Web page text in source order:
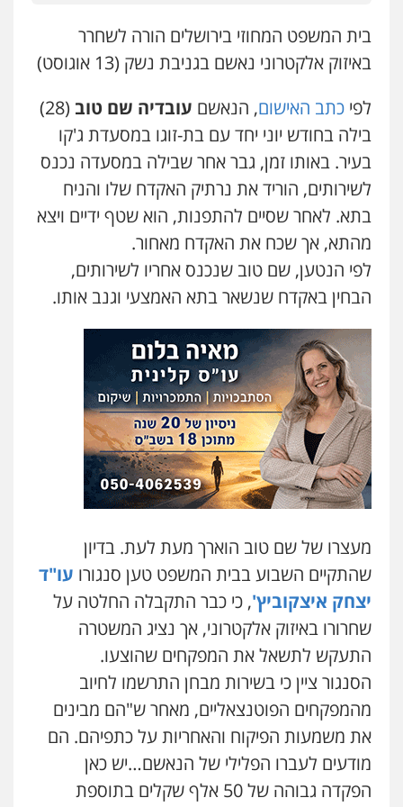
עו"ד אילן אלימלך
אסירים
0522992110
עו"ד שאדי נאטור
פלילי פשיעה חמורה מעצרים וחקירות
0509230800
גיל דביר – משרד עורכי דין
פשיעה כלכלית
0506217771
סלימאן אבו שעירה – משרד עורכי דין
פלילי בטחוני צבאי נזיקין
0547780927
עו"ד אסף גונן
פלילי פשע חמור תעבורה צבא מעצרים
וחקירות
0542255161
גל דהן – משרד עורך דין פלילי
פלילי פשיעה חמורה סמים מעצרים
וחקירות
0544723840
עו"ד ראוף נג'אר
פלילי עורכי דין לענייני אסירים מעצרים
סמים רכוש
0548009246
עדי כרמלי – חברת עו"ד
פלילי כלכלי עורכי דין לענייני אסירים
0525060666
בית המשפט המחוזי בירושלים הורה לשחרר
באיזוק אלקטרוני נאשם בגניבת נשק (13 אוגוסט)
לפי כתב האישום, הנאשם עובדיה שם טוב
(28)
בילה בחודש יוני יחד עם בת-זוגו במסעדת ג'קו
בעיר. באותו זמן, גבר אחר שבילה במסעדה נכנס
לשירותים, הוריד את נרתיק האקדח שלו והניח
בתא. לאחר שסיים להתפנות, הוא שטף ידיים ויצא
מהתא, אך שכח את האקדח מאחור.
לפי הנטען, שם טוב שנכנס אחריו לשירותים,
הבחין באקדח שנשאר בתא האמצעי וגנב אותו.
מעצרו של שם טוב הוארך מעת לעת. בדיון
שהתקיים השבוע בבית המשפט טען סנגורו עו"ד
יצחק איצקוביץ', כי כבר התקבלה החלטה על
שחרורו באיזוק אלקטרוני, אך נציג המשטרה
התעקש לתשאל את המפקחים שהוצעו.
הסנגור ציין כי בשירות מבחן התרשמו לחיוב
מהמפקחים הפוטנצאליים, מאחר ש"הם מבינים
את משמעות הפיקוח והאחריות על כתפיהם. הם
מודעים לעברו הפלילי של הנאשם…יש כאן
הפקדה גבוהה של 50 אלף שקלים בתוספת